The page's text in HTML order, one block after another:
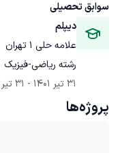
سوابق تحصیلی
دیپلم
علامه حلی ۱ تهران
رشته ریاضی-فیزیک
31 تیر 1401
- 31 تیر 1404
پروژه‌ها